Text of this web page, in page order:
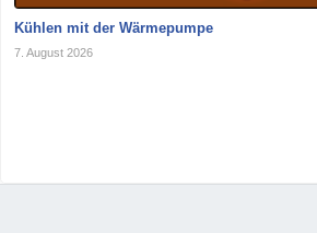
Kühlen mit der Wärmepumpe
7. August 2026